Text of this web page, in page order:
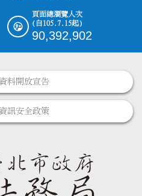
頁面總瀏覽人次
(自105.7.15起)
90,392,902
料開放宣告
訊安全政策